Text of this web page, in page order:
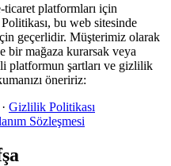
platformları için
bu web sitesinde
geçerlidir. Müşterimiz olarak
bir mağaza kurarsak veya
platformun şartları ve gizlilik
öneririz:
· Gizlilik Politikası
Sözleşmesi